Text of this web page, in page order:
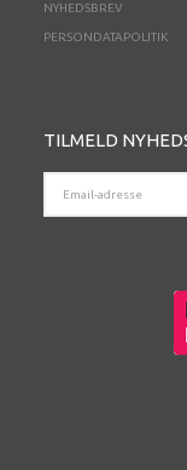
NYHEDSBREV
PERSONDATAPOLITIK
TILMELD
ADRESSE